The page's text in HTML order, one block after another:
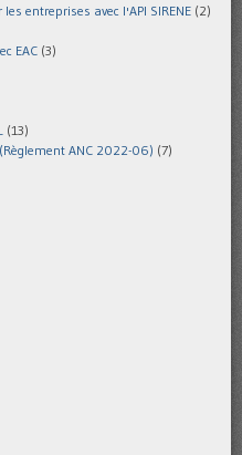
entreprises avec l'API SIRENE (2)
EAC (3)
(13)
ANC 2022-06) (7)